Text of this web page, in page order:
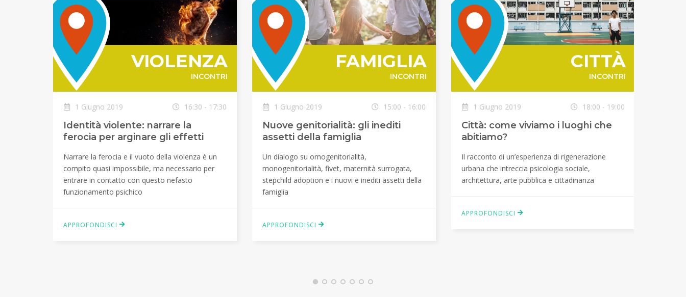
VIOLENZA
INCONTRI
1 Giugno 2019 16:30 - 17:30
Identità violente: narrare la
ferocia per arginare gli effetti
Narrare la ferocia e il vuoto della violenza è un
compito quasi impossibile, ma necessario per
entrare in contatto con questo nefasto
funzionamento psichico
APPROFONDISCI
FAMIGLIA
INCONTRI
1 Giugno 2019 15:00 - 16:00
Nuove genitorialità: gli inediti
assetti della famiglia
Un dialogo su omogenitorialità,
monogenitorialità, fivet, maternità surrogata,
stepchild adoption e i nuovi e inediti assetti della
famiglia
APPROFONDISCI
CITTÀ
INCONTRI
1 Giugno 2019 18:00 - 19:00
Città: come viviamo i luoghi che
abitiamo?
Il racconto di un’esperienza di rigenerazione
urbana che intreccia psicologia sociale,
architettura, arte pubblica e cittadinanza
APPROFONDISCI